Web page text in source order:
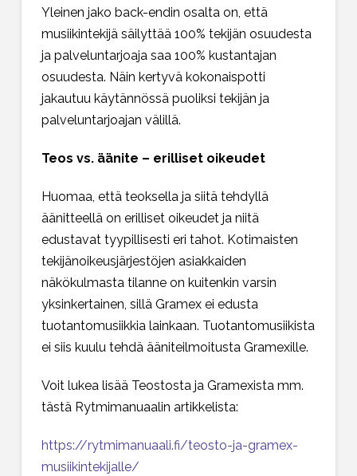
Yleinen jako back-endin osalta on, että
musiikintekijä säilyttää 100% tekijän osuudesta
ja palveluntarjoaja saa 100% kustantajan
osuudesta. Näin kertyvä kokonaispotti
jakautuu käytännössä puoliksi tekijän ja
palveluntarjoajan välillä.
Teos vs. äänite – erilliset oikeudet
Huomaa, että teoksella ja siitä tehdyllä
äänitteellä on erilliset oikeudet ja niitä
edustavat tyypillisesti eri tahot. Kotimaisten
tekijänoikeusjärjestöjen asiakkaiden
näkökulmasta tilanne on kuitenkin varsin
yksinkertainen, sillä Gramex ei edusta
tuotantomusiikkia lainkaan. Tuotantomusiikista
ei siis kuulu tehdä ääniteilmoitusta Gramexille.
Voit lukea lisää Teostosta ja Gramexista mm.
tästä Rytmimanuaalin artikkelista:
https://rytmimanuaali.fi/teosto-ja-gramex-
musiikintekijalle/